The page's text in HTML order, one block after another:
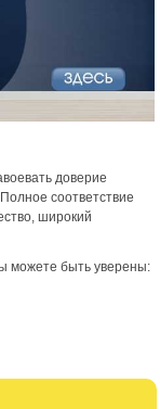
доверие
соответствие
широкий
можете быть уверены: